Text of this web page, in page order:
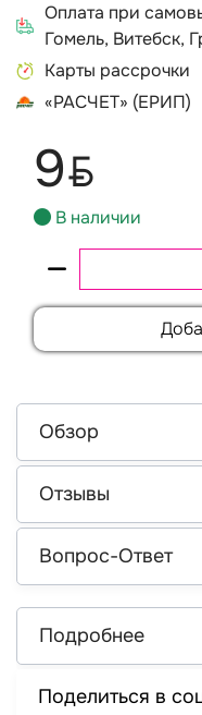
Оплата при
Гомель, Витебск,
Карты рассрочки
«РАСЧЕТ» (ЕРИП)
9BYN
В наличии
Обзор
Отзывы
Вопрос-Ответ
Подробнее
Поделиться в